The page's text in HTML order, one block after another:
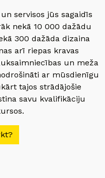
servisos jūs sagaidīs
nekā 10 000 dažādu
300 dažāda dizaina
arī riepas kravas
un meža
ar mūsdienīgu
tajos strādājošie
savu kvalifikāciju